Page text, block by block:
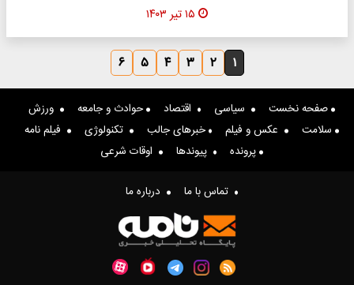
۱۵ تیر ۱۴۰۳
۱ ۲ ۳ ۴ ۵ ۶
صفحه نخست سیاسی اقتصاد حوادث و جامعه
ورزش
سلامت
عکس و فیلم خبرهای جالب تکنولوژی
فیلم نامه
پرونده
پیوندها اوقات شرعی
تماس با ما درباره ما